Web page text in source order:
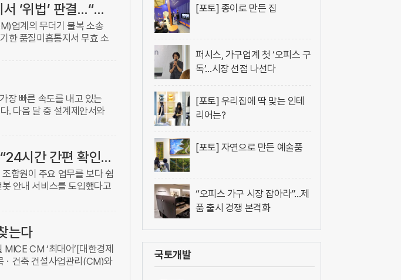
[법원, LH 품질미흡통지서 철퇴] ①법원, LH 품질미흡통지서 ‘위법’ 판결…“법적 근거 없어”
업계의 무더기 불복 소송
한 품질미흡통지서 무효 소
장 빠른 속도를 내고 있는
. 다음 달 중 설계제안서와
자를 선정한다. 3일 건축업
건축사공제조합, 챗봇 안내 서비스 도입…“24시간 간편 확인으로 편의 향상”
합원이 주요 업무를 보다 쉽
안내 서비스를 도입했다고
해배상공제·보증 등 주요
는다
CM ‘최대어’[대한경제
건축 건설사업관리(CM)와
르면 이달 개찰할 토목ㆍ ...
[포토] 종이로 만든 집
퍼시스, 가구업계 첫 ‘오피스 구
독’…시장 선점 나선다
[포토] 우리집에 딱 맞는 인테
리어는?
[포토] 자연으로 만든 예술품
“오피스 가구 시장 잡아라”…제
품 출시 경쟁 본격화
국토개발